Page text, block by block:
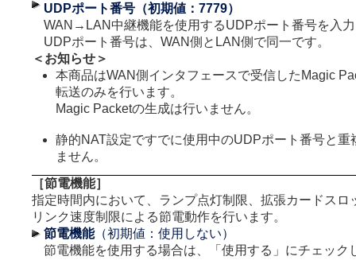
UDPポート番号（初期値：7779）
WAN→LAN中継機能を使用するUDPポート番号を入
UDPポート番号は、WAN側とLAN側で同一です。
＜お知らせ＞
本商品はWAN側インタフェースで受信したMagic
転送のみを行います。
Magic Packetの生成は行いません。
静的NAT設定ですでに使用中のUDPポート番号と重
ません。
［節電機能］
指定時間内において、ランプ点灯制限、拡張カードスロ
リンク速度制限による節電動作を行います。
節電機能（初期値：使用しない）
節電機能を使用する場合は、「使用する」にチェック